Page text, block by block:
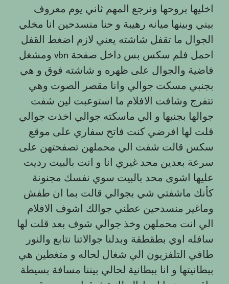
اخليها بروحها ونرجع المهم ثاني يوم معروف
بيني وبينها ميانه رهيبة و حنا منسدحين انا مخلي
الجوال ما تقفل شاشته يعني لازم اضغط القفل
ومشغل vbn احمل فلم سكس بس داخل صفحة
فاضية والجوال على ظهره و شاشته فوق و هي
بجنبي مسكت جوالي وانا مقصر الصوت وهي
تتفرج وشافت الافلام ما استوعبت لين شفت
جوالها بجنبها و الي ماسكته جوالي اخذت جوالي
قلت لها افرضي كنت فاتح سفاري على موقع
سكس قالت شفت الي محملهن تصفحتهن على
سرعة بعدين محد غيري انا و انت بالبيت رديت
عليها اشوى محد بالبيت سوي نفسك مجنونة
كأنك ماشفتي شي بجوالي قالت بما ان طفش
وماغير منسدحين عطني جوالك اشوف الافلام
الي انت محملهن وخذ جوالي شوف بعد قلت لها
سافله اوي بطقطقة وبدلنا جوالاتنا نتابع والنور
طافي التلفزيون الي شغال لحاله و متغطين هي
ببطانيتها و انا ببطانية لحالي بيننا مسافة بسيطة